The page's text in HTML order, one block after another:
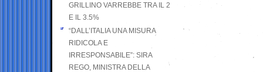
GRILLINO VARREBBE TRA IL 2
E IL 3.5%
“DALL’ITALIA UNA MISURA
RIDICOLA E
IRRESPONSABILE”: SIRA
REGO, MINISTRA DELLA